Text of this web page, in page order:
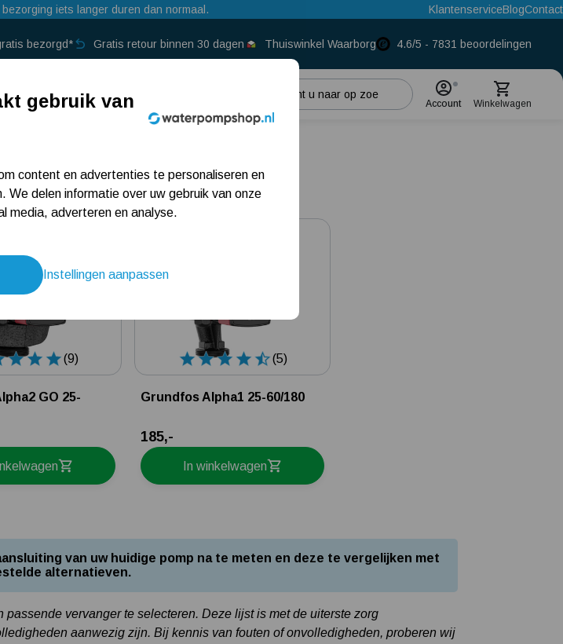
iets langer duren dan normaal. KlantenserviceBlogContact
bezorgd* Gratis retour binnen 30 dagen Thuiswinkel Waarborg 4.6/5 - 7831 beoordelingen
Beregeningspomp
Meest gelezen blogs
Tuin besproeien? Lees hier welke tuinpomp u nodig heeft
Installatie van een beregenings- / hydrofoorpomp
Account Winkelwagen
(9)
GO 25-
(5)
Grundfos Alpha1 25-60/180
185,-
In winkelwagen
van uw huidige pomp na te meten en deze te vergelijken met
alternatieven.
vervanger te selecteren. Deze lijst is met de uiterste zorg
aanwezig zijn. Bij kennis van fouten of onvolledigheden, proberen wij
gebruik van
content en advertenties te personaliseren en
delen informatie over uw gebruik van onze
media, adverteren en analyse.
Instellingen aanpassen